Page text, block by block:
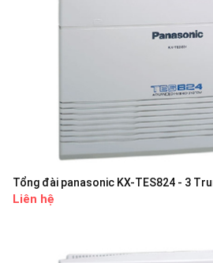
Tổng đài panasonic KX-TES824 - 3
Liên hệ